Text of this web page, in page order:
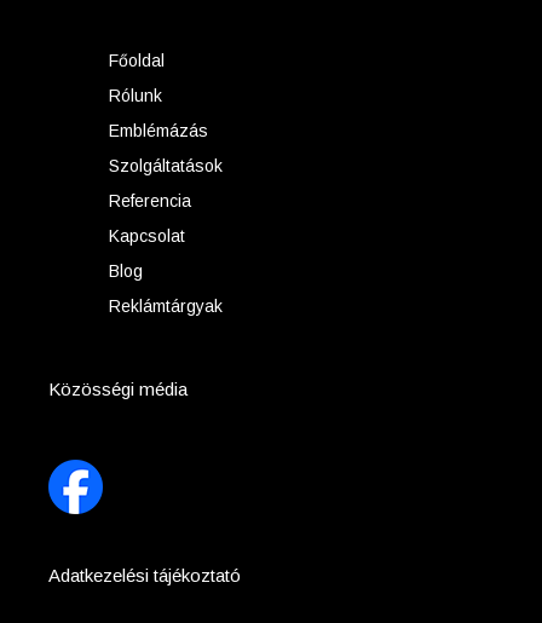
Főoldal
Rólunk
Emblémázás
Szolgáltatások
Referencia
Kapcsolat
Blog
Reklámtárgyak
Közösségi média
Adatkezelési tájékoztató